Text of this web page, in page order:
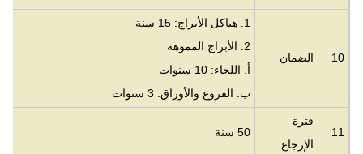
10 الضمان
1. هياكل الأبراج: 15 سنة
2. الأبراج المموهة
أ. اللحاء: 10 سنوات
ب. الفروع والأوراق: 3 سنوات
11
فترة
الإرجاع
50 سنة